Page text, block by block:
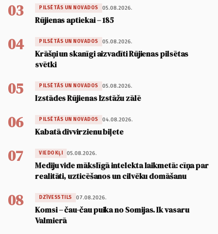
03 PILSĒTĀS UN NOVADOS 05.08.2026.
Rūjienas aptiekai – 185
04 PILSĒTĀS UN NOVADOS 05.08.2026.
Krāšņi un skanīgi aizvadīti Rūjienas pilsētas
svētki
05 PILSĒTĀS UN NOVADOS 05.08.2026.
Izstādes Rūjienas Izstāžu zālē
06 PILSĒTĀS UN NOVADOS 04.08.2026.
Kabatā divvirzienu biļete
07 VIEDOKĻI 05.08.2026.
Mediju vide mākslīgā intelekta laikmetā: cīņa par
realitāti, uzticēšanos un cilvēku domāšanu
08 DZĪVESSTILS 07.08.2026.
Komsi – čau-čau puika no Somijas. Ik vasaru
Valmierā